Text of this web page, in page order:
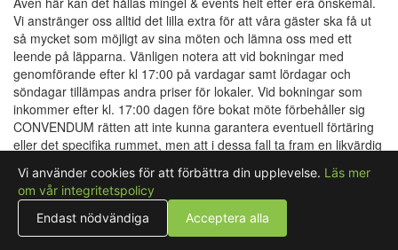
Vi anstränger oss alltid det lilla extra för att våra gäster ska få ut
så mycket som möjligt av sina möten och lämna oss med ett
leende på läpparna. Vänligen notera att vid bokningar med
genomförande efter kl 17:00 på vardagar samt lördagar och
söndagar tillämpas andra priser för lokaler. Vid bokningar som
inkommer efter kl. 17:00 dagen före bokat möte förbehåller sig
CONVENDUM rätten att inte kunna garantera eventuell förtäring
eller det specifika rummet, men att i dessa fall ta fram en likvärdig
säkerställer att ni som kunder skall känna er säkra när ni har era
möten hos oss.
Visa rum
Vi använder cookies för att förbättra din upplevelse. Läs mer
om vår integritetspolicy
Endast nödvändiga
Acceptera alla